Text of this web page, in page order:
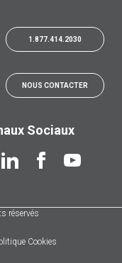
1.877.414.2030
NOUS CONTACTER
Sociaux
réservés
Cookies